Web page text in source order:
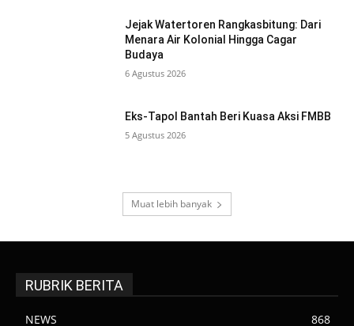
Jejak Watertoren Rangkasbitung: Dari
Menara Air Kolonial Hingga Cagar
Budaya
6 Agustus 2026
Eks-Tapol Bantah Beri Kuasa Aksi FMBB
5 Agustus 2026
Muat lebih banyak
RUBRIK BERITA
NEWS 868